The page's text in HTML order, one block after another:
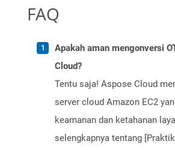
FAQ
Apakah aman mengonversi
Cloud?
Tentu saja! Aspose Cloud
server cloud Amazon EC2
keamanan dan ketahanan
selengkapnya tentang